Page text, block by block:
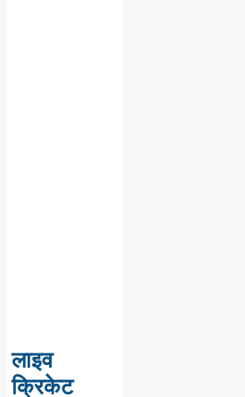
लाइव
क्रिकेट